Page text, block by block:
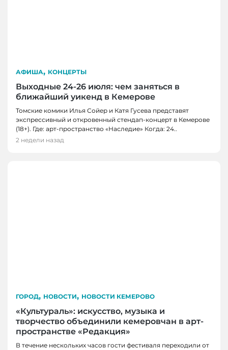
АФИША, КОНЦЕРТЫ
Выходные 24-26 июля: чем заняться в
ближайший уикенд в Кемерове
Томские комики Илья Сойер и Катя Гусева представят
экспрессивный и откровенный стендап-концерт в Кемерове
(18+). Где: арт-пространство «Наследие» Когда: 24..
2 недели назад
ГОРОД, НОВОСТИ, НОВОСТИ КЕМЕРОВО
«Культураль»: искусство, музыка и
творчество объединили кемеровчан в арт-
пространстве «Редакция»
В течение нескольких часов гости фестиваля переходили от